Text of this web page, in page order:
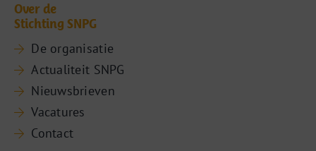
Over de
Stichting SNPG
De organisatie
Actualiteit SNPG
Nieuwsbrieven
Vacatures
Contact